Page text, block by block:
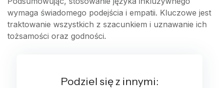
wymaga świadomego podejścia i empatii. Kluczowe jest
traktowanie wszystkich z szacunkiem i uznawanie ich
tożsamości oraz godności.
Podziel się z innymi: